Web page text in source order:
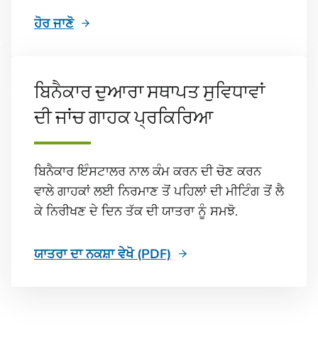
ਹੋਰ ਜਾਣੋ
ਬਿਨੈਕਾਰ ਦੁਆਰਾ ਸਥਾਪਤ ਸੁਵਿਧਾਵਾਂ
ਦੀ ਜਾਂਚ ਗਾਹਕ ਪ੍ਰਕਿਰਿਆ
ਬਿਨੈਕਾਰ ਇੰਸਟਾਲਰ ਨਾਲ ਕੰਮ ਕਰਨ ਦੀ ਚੋਣ ਕਰਨ
ਵਾਲੇ ਗਾਹਕਾਂ ਲਈ ਨਿਰਮਾਣ ਤੋਂ ਪਹਿਲਾਂ ਦੀ ਮੀਟਿੰਗ ਤੋਂ ਲੈ
ਕੇ ਨਿਰੀਖਣ ਦੇ ਦਿਨ ਤੱਕ ਦੀ ਯਾਤਰਾ ਨੂੰ ਸਮਝੋ.
ਯਾਤਰਾ ਦਾ ਨਕਸ਼ਾ ਵੇਖੋ (PDF)